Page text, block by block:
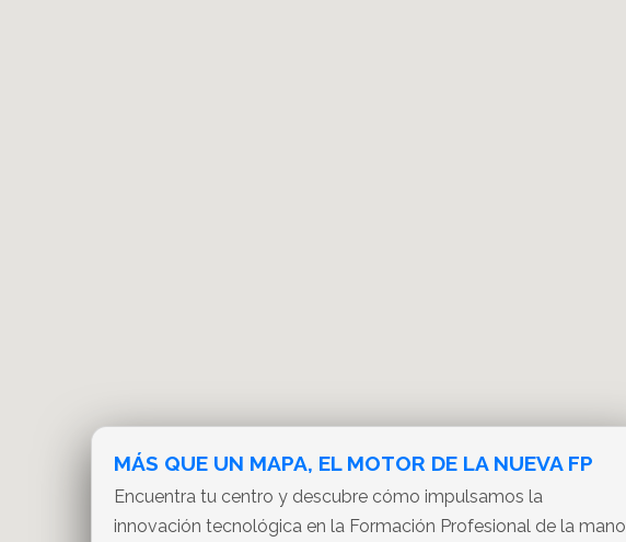
36
MÁS QUE UN MAPA, EL MOTOR DE LA NUEVA FP
Encuentra tu centro y descubre cómo impulsamos la
innovación tecnológica en la Formación Profesional de la mano